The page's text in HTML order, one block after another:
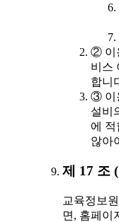
② 이
비스
합니
③ 이
설비
에 적
않아
제 17 조
교육정보
면, 홈페이